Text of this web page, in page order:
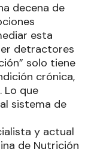
decena de
esta
detractores
solo tiene
crónica,
Lo que
sistema de
y actual
de Nutrición